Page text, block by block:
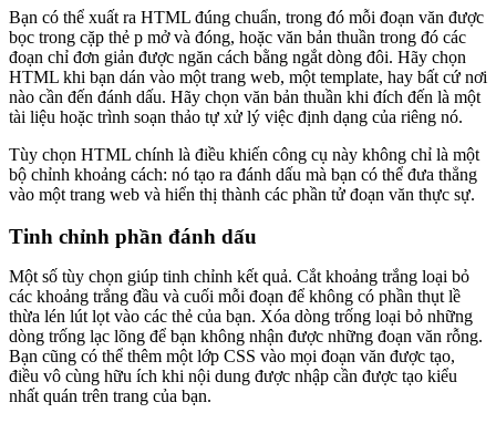
Bạn có thể xuất ra HTML đúng chuẩn, trong đó mỗi đoạn văn được
bọc trong cặp thẻ p mở và đóng, hoặc văn bản thuần trong đó các
đoạn chỉ đơn giản được ngăn cách bằng ngắt dòng đôi. Hãy chọn
HTML khi bạn dán vào một trang web, một template, hay bất cứ nơi
nào cần đến đánh dấu. Hãy chọn văn bản thuần khi đích đến là một
tài liệu hoặc trình soạn thảo tự xử lý việc định dạng của riêng nó.
Tùy chọn HTML chính là điều khiến công cụ này không chỉ là một
bộ chỉnh khoảng cách: nó tạo ra đánh dấu mà bạn có thể đưa thẳng
vào một trang web và hiển thị thành các phần tử đoạn văn thực sự.
Tinh chỉnh phần đánh dấu
Một số tùy chọn giúp tinh chỉnh kết quả. Cắt khoảng trắng loại bỏ
các khoảng trắng đầu và cuối mỗi đoạn để không có phần thụt lề
thừa lén lút lọt vào các thẻ của bạn. Xóa dòng trống loại bỏ những
dòng trống lạc lõng để bạn không nhận được những đoạn văn rỗng.
Bạn cũng có thể thêm một lớp CSS vào mọi đoạn văn được tạo,
điều vô cùng hữu ích khi nội dung được nhập cần được tạo kiểu
nhất quán trên trang của bạn.